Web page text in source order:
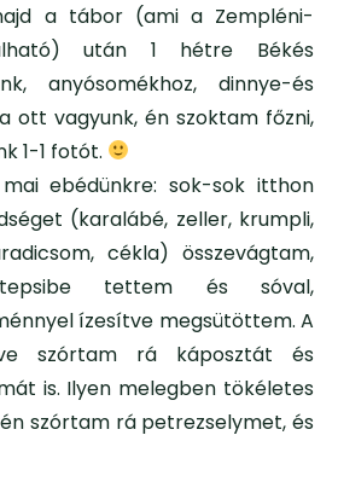
a tábor (ami a Zempléni-
után 1 hétre Békés
anyósomékhoz, dinnye-és
ott vagyunk, én szoktam főzni,
1-1 fotót.
ebédünkre: sok-sok itthon
(karalábé, zeller, krumpli,
cékla) összevágtam,
tettem és sóval,
ízesítve megsütöttem. A
szórtam rá káposztát és
is. Ilyen melegben tökéletes
szórtam rá petrezselymet, és